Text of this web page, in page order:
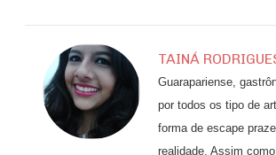
TAINÁ
Guarapariense,
por todos os tipo de
forma de escape
realidade. Assim